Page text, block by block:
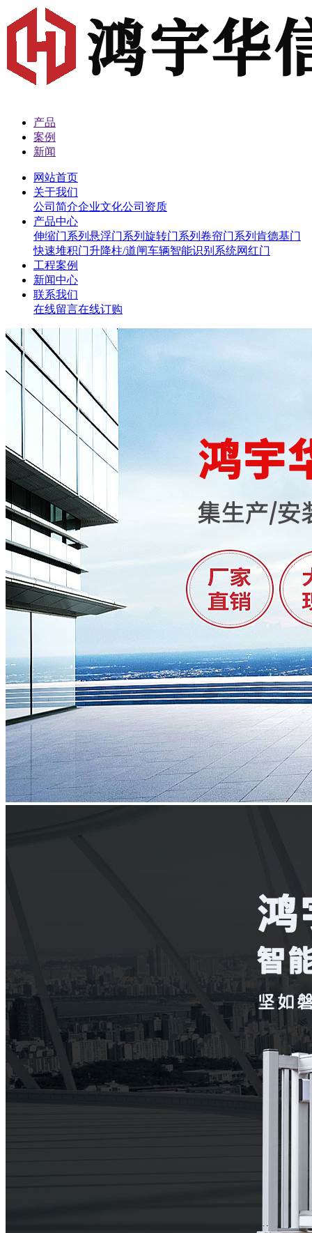
产品
案例
新闻
网站首页
关于我们
公司简介企业文化公司资质
产品中心
伸缩门系列 悬浮门系列 旋转门系列 卷帘门系列 肯德基门
快速堆积门升降柱/道闸车辆智能识别系统网红门
工程案例
新闻中心
联系我们
在线留言在线订购